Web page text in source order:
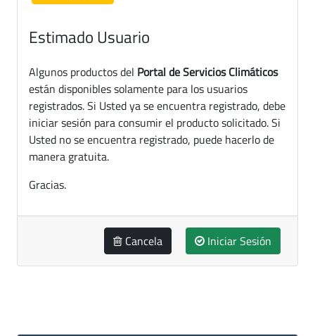
Estimado Usuario
Algunos productos del Portal de Servicios Climáticos
están disponibles solamente para los usuarios
registrados. Si Usted ya se encuentra registrado, debe
iniciar sesión para consumir el producto solicitado. Si
Usted no se encuentra registrado, puede hacerlo de
manera gratuita.
Gracias.
Cancela Iniciar Sesión